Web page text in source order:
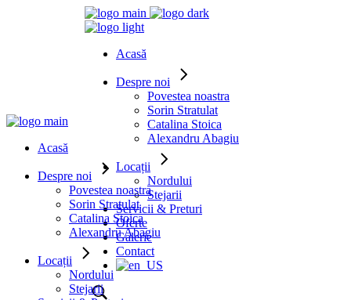
Acasă
Despre noi
Povestea noastra
Sorin Stratulat
Catalina Stoica
Alexandru Abagiu
Locații
Nordului
Stejarii
Servicii & Preturi
Oferte
Galerie
Contact
Acasă
Despre noi
Povestea noastra
Sorin Stratulat
Catalina Stoica
Alexandru Abagiu
Locații
Nordului
Stejarii